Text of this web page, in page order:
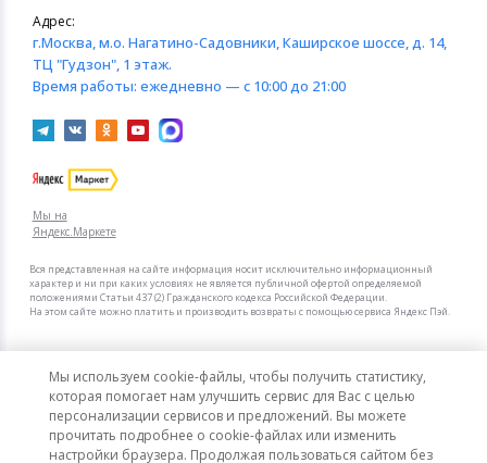
Мы используем cookie-файлы, чтобы получить статистику,
которая помогает нам улучшить сервис для Вас с целью
персонализации сервисов и предложений. Вы можете
прочитать подробнее о cookie-файлах или изменить
настройки браузера. Продолжая пользоваться сайтом без
Мы на
Яндекс.Маркете
Адрес:
г.Москва, м.о. Нагатино-Садовники, Каширское шоссе, д. 14,
ТЦ "Гудзон", 1 этаж.
Время работы: ежедневно — с 10:00 до 21:00
Вся представленная на сайте информация носит исключительно информационный
характер и ни при каких условиях не является публичной офертой определяемой
положениями Статьи 437 (2) Гражданского кодекса Российской Федерации.
На этом сайте можно платить и производить возвраты с помощью сервиса Яндекс Пэй.
Мы в других городах
Санкт-Петербург
Москва
Интернет-гипермаркет актуальных товаров «КотоФото»
© 2008–2026. Все цены указаны в рублях РФ.